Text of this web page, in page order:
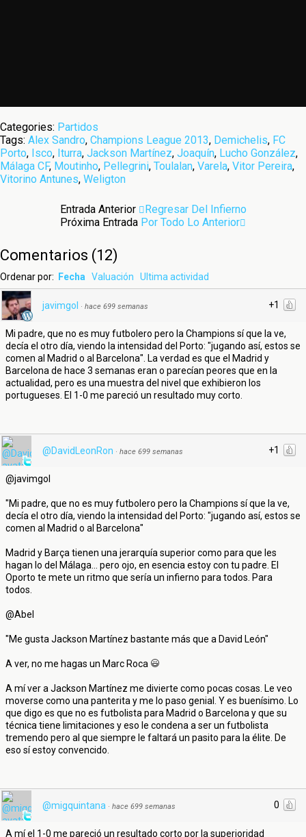
Categories: Partidos
Tags: Alex Sandro, Champions League 2013, Demichelis, FC
Porto, Isco, Iturra, Jackson Martínez, Joaquín, Lucho González,
Málaga CF, Moutinho, Pellegrini, Toulalan, Varela, Vitor Pereira,
Vitorino Antunes, Weligton
Entrada Anterior
Regresar Del Infierno
Próxima Entrada Por Todo Lo Anterior
Comentarios (12)
Ordenar por: Fecha Valuación Ultima actividad
+1
javimgol · hace 699 semanas
Mi padre, que no es muy futbolero pero la Champions sí que la ve,
decía el otro día, viendo la intensidad del Porto: "jugando así, estos se
comen al Madrid o al Barcelona". La verdad es que el Madrid y
Barcelona de hace 3 semanas eran o parecían peores que en la
actualidad, pero es una muestra del nivel que exhibieron los
portugueses. El 1-0 me pareció un resultado muy corto.
+1
@DavidLeonRon · hace 699 semanas
@javimgol
"Mi padre, que no es muy futbolero pero la Champions sí que la ve,
decía el otro día, viendo la intensidad del Porto: "jugando así, estos se
comen al Madrid o al Barcelona"
Madrid y Barça tienen una jerarquía superior como para que les
hagan lo del Málaga... pero ojo, en esencia estoy con tu padre. El
Oporto te mete un ritmo que sería un infierno para todos. Para
todos.
@Abel
"Me gusta Jackson Martínez bastante más que a David León"
A ver, no me hagas un Marc Roca
A mí ver a Jackson Martínez me divierte como pocas cosas. Le veo
moverse como una panterita y me lo paso genial. Y es buenísimo. Lo
que digo es que no es futbolista para Madrid o Barcelona y que su
técnica tiene limitaciones y eso le condena a ser un futbolista
tremendo pero al que siempre le faltará un pasito para la élite. De
eso sí estoy convencido.
0
@migquintana · hace 699 semanas
A mí el 1-0 me pareció un resultado corto por la superioridad